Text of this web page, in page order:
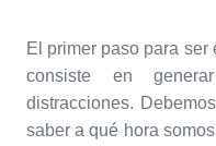
El primer paso para
consiste en
distracciones.
saber a qué hora